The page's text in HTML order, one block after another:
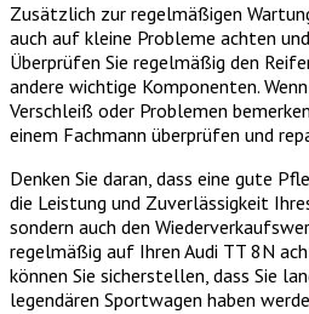
Zusätzlich zur regelmäßigen
auch auf kleine Probleme achten
Überprüfen Sie regelmäßig den
andere wichtige Komponenten.
Verschleiß oder Problemen
einem Fachmann überprüfen und
Denken Sie daran, dass eine gute
die Leistung und Zuverlässigkeit
sondern auch den
regelmäßig auf Ihren Audi TT 8N
können Sie sicherstellen, dass Sie
legendären Sportwagen haben